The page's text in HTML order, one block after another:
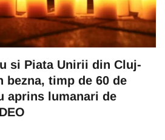
si Piata Unirii din Cluj-
bezna, timp de 60 de
aprins lumanari de